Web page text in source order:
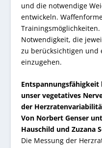
und die notwendige
entwickeln.
Notwendigkeit, die
zu berücksichtigen und
einzugehen.
Entspannungsfähigkeit
unser vegetatives
der
Von Norbert Genser
Hauschild und Zuzana
Die Messung der